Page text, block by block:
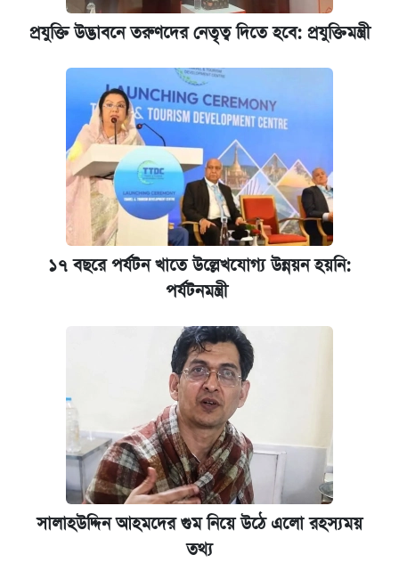
আবেদন শুরু
প্রযুক্তি উদ্ভাবনে তরুণদের নেতৃত্ব দিতে হবে: প্রযুক্তিমন্ত্রী
১৭ বছরে পর্যটন খাতে উল্লেখযোগ্য উন্নয়ন হয়নি:
পর্যটনমন্ত্রী
সালাহউদ্দিন আহমদের গুম নিয়ে উঠে এলো রহস্যময়
তথ্য